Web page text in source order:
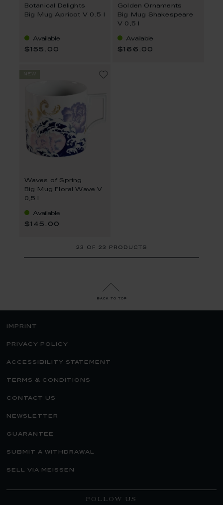
Botanical Delights
Big Mug Apricot V 0.5 l
Available
$155.00
Golden Ornaments
Big Mug Shakespeare
V 0,5 l
Available
$166.00
new
Waves of Spring
Big Mug Floral Wave V
0,5 l
Available
$145.00
23 OF 23 PRODUCTS
back to top
imprint
privacy policy
accessibility statement
terms & conditions
contact us
newsletter
guarantee
submit a withdrawal
sell via meissen
FOLLOW US